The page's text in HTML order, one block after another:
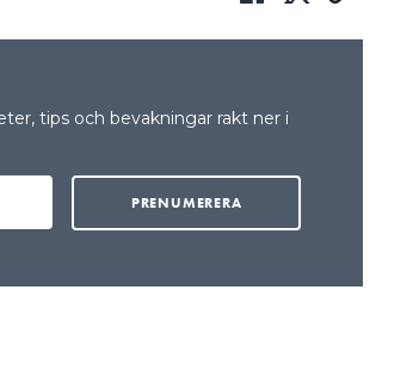
tips och bevakningar rakt ner i